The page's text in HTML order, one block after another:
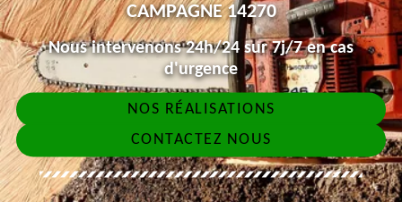
CAMPAGNE 14270
Nous intervenons 24h/24 sur 7j/7 en cas
d'urgence
NOS RÉALISATIONS
CONTACTEZ NOUS